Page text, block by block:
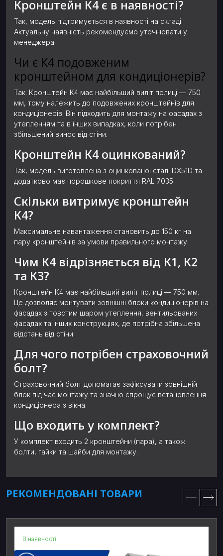
Кронштейн К4 є в наявності?
Так, модель підтримується в наявності на складі.
Актуальну наявність рекомендуємо уточнювати у
менеджера.
Чи є К4 подовженим
кронштейном для кондиціонерів?
Так. Кронштейн К4 має найбільший виліт полиці — 750
мм, тому належить до подовжених кронштейнів для
кондиціонерів. Він підходить для монтажу на фасадах з
утепленням та в інших випадках, коли потрібен
збільшений винос від стіни.
Кронштейн К4 оцинкований?
Так, модель виготовлена з оцинкованої сталі DX51D та
додатково має порошкове покриття RAL 7035.
Скільки витримує кронштейн
К4?
Максимальне навантаження становить до 150 кг на
пару кронштейнів за умови правильного монтажу.
Чим К4 відрізняється від К1, К2
та К3?
Кронштейн К4 має найбільший виліт полиці — 750 мм.
Це дозволяє монтувати зовнішні блоки кондиціонерів на
фасадах з товстим шаром утеплення, вентильованих
фасадах та інших конструкціях, де потрібна збільшена
відстань від стіни.
Для чого потрібен страховочний
болт?
Страховочний болт допомагає зафіксувати зовнішній
блок під час монтажу та значно спрощує встановлення
кондиціонера з вікна.
Що входить у комплект?
У комплект входить 2 кронштейни (пара), а також
болти, гайки та шайби для монтажу.
РЕКОМЕНДОВАНІ ТОВАРИ
В наявності